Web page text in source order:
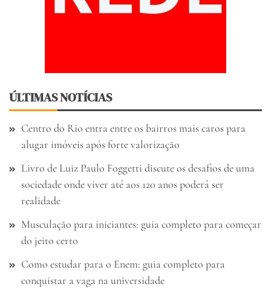
ÚLTIMAS NOTÍCIAS
Centro do Rio entra entre os bairros mais caros para
alugar imóveis após forte valorização
Livro de Luiz Paulo Foggetti discute os desafios de uma
sociedade onde viver até aos 120 anos poderá ser
realidade
Musculação para iniciantes: guia completo para começar
do jeito certo
Como estudar para o Enem: guia completo para
conquistar a vaga na universidade